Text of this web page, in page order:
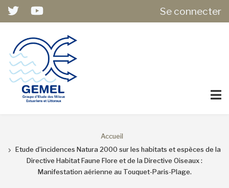
Aller
principal
ACCOUNTSe connecter
FIL
D'ARIANE
Accueil
Etude d’incidences Natura 2000 sur les habitats et espèces de la
Directive Habitat Faune Flore et de la Directive Oiseaux :
Manifestation aérienne au Touquet-Paris-Plage.